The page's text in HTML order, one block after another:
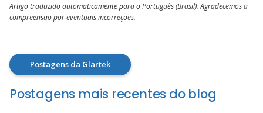
Artigo traduzido automaticamente para o Português (Brasil). Agradecemos a
compreensão por eventuais incorreções.
Postagens da Glartek
Postagens mais recentes do blog